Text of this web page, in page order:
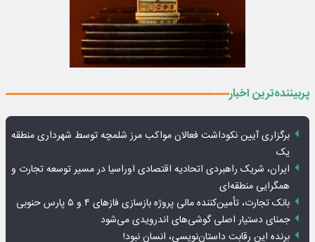
پربیننده‌ترین اخبار
برگزاری آیین نکوداشت فعالان مواکب مرز شلمچه توسط شهرداری منطقه
یک
ایران، شریک راهبردی اتحادیه اقتصادی اوراسیا در مسیر توسعه تجارت و
همگرایی منطقه‌ای
بانک تجارت، تأمین‌کننده مالی پروژه بازسازی فازهای ۴ و ۵ پارس حنوبی
جمنای دستیار اصلی گوشی‌های اندرویدی می‌شود
برنده این رقابت داستان‌نویسی، انسان نبود!